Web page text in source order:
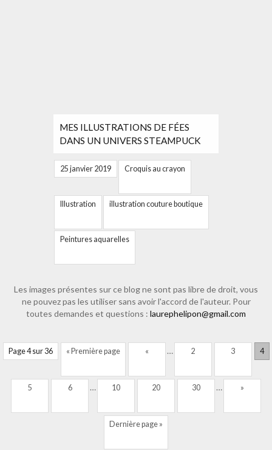
MES ILLUSTRATIONS DE FÉES
DANS UN UNIVERS STEAMPUCK
25 janvier 2019 Croquis au crayon
Illustration illustration couture boutique
Peintures aquarelles
Les images présentes sur ce blog ne sont pas libre de droit, vous
ne pouvez pas les utiliser sans avoir l'accord de l'auteur. Pour
toutes demandes et questions : laurephelipon@gmail.com
Page 4 sur 36 « Première page « … 2 3 4
5 6 … 10 20 30 … »
Dernière page »